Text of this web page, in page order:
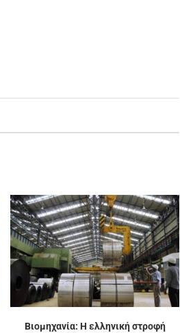
Βιομηχανία: Η ελληνική στροφή